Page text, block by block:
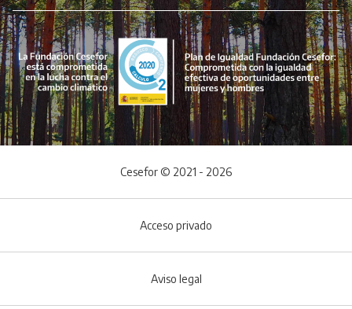
Cesefor © 2021 - 2026
Acceso privado
Aviso legal